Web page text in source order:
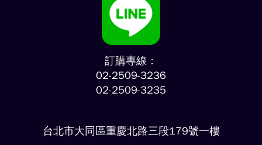
訂購專線：
02-2509-3236
02-2509-3235
台北市大同區重慶北路三段179號一樓